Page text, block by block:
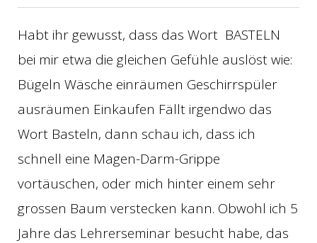
Habt ihr gewusst, dass das Wort BASTELN
bei mir etwa die gleichen Gefühle auslöst wie:
Bügeln Wäsche einräumen Geschirrspüler
ausräumen Einkaufen Fällt irgendwo das
Wort Basteln, dann schau ich, dass ich
schnell eine Magen-Darm-Grippe
vortäuschen, oder mich hinter einem sehr
grossen Baum verstecken kann. Obwohl ich 5
Jahre das Lehrerseminar besucht habe, das